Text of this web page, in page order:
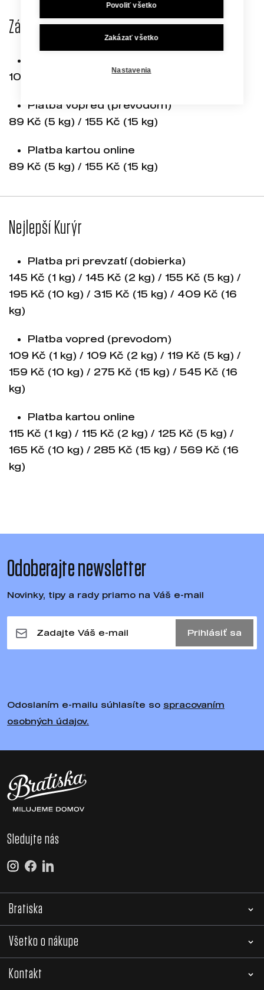
Zásilkovna
109 Kč (5 kg) / 169 Kč (15 kg)
Platba vopred (prevodom)
89 Kč (5 kg) / 155 Kč (15 kg)
Platba kartou online
89 Kč (5 kg) / 155 Kč (15 kg)
Nejlepší Kurýr
Platba pri prevzatí (dobierka)
145 Kč (1 kg) / 145 Kč (2 kg) / 155 Kč (5 kg) /
195 Kč (10 kg) / 315 Kč (15 kg) / 409 Kč (16
kg)
Platba vopred (prevodom)
109 Kč (1 kg) / 109 Kč (2 kg) / 119 Kč (5 kg) /
159 Kč (10 kg) / 275 Kč (15 kg) / 545 Kč (16
kg)
Platba kartou online
115 Kč (1 kg) / 115 Kč (2 kg) / 125 Kč (5 kg) /
165 Kč (10 kg) / 285 Kč (15 kg) / 569 Kč (16
kg)
Odoberajte newsletter
Novinky, tipy a rady priamo na Váš e-mail
Prihlásiť sa
Odoslaním e-mailu súhlasíte so spracovaním
osobných údajov.
Sledujte nás
Bratiska
Všetko o nákupe
Kontakt
Povoliť všetko
Zakázať všetko
Nastavenia